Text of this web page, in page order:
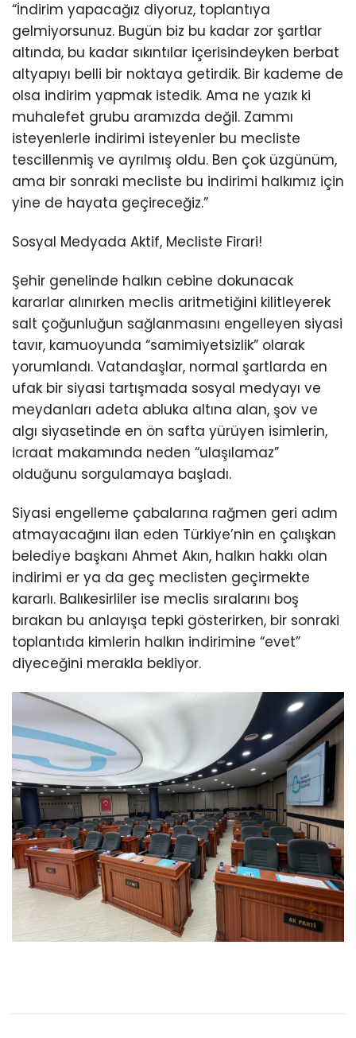
“İndirim yapacağız diyoruz, toplantıya
gelmiyorsunuz. Bugün biz bu kadar zor şartlar
altında, bu kadar sıkıntılar içerisindeyken berbat
altyapıyı belli bir noktaya getirdik. Bir kademe de
olsa indirim yapmak istedik. Ama ne yazık ki
muhalefet grubu aramızda değil. Zammı
isteyenlerle indirimi isteyenler bu mecliste
tescillenmiş ve ayrılmış oldu. Ben çok üzgünüm,
ama bir sonraki mecliste bu indirimi halkımız için
yine de hayata geçireceğiz.”
Sosyal Medyada Aktif, Mecliste Firari!
Şehir genelinde halkın cebine dokunacak
kararlar alınırken meclis aritmetiğini kilitleyerek
salt çoğunluğun sağlanmasını engelleyen siyasi
tavır, kamuoyunda “samimiyetsizlik” olarak
yorumlandı. Vatandaşlar, normal şartlarda en
ufak bir siyasi tartışmada sosyal medyayı ve
meydanları adeta abluka altına alan, şov ve
algı siyasetinde en ön safta yürüyen isimlerin,
icraat makamında neden “ulaşılamaz”
olduğunu sorgulamaya başladı.
Siyasi engelleme çabalarına rağmen geri adım
atmayacağını ilan eden Türkiye’nin en çalışkan
belediye başkanı Ahmet Akın, halkın hakkı olan
indirimi er ya da geç meclisten geçirmekte
kararlı. Balıkesirliler ise meclis sıralarını boş
bırakan bu anlayışa tepki gösterirken, bir sonraki
toplantıda kimlerin halkın indirimine “evet”
diyeceğini merakla bekliyor.